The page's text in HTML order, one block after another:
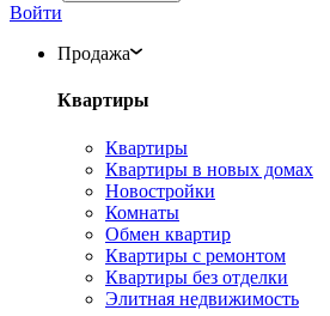
Войти
Продажа
Квартиры
Квартиры
Квартиры в новых домах
Новостройки
Комнаты
Обмен квартир
Квартиры с ремонтом
Квартиры без отделки
Элитная недвижимость